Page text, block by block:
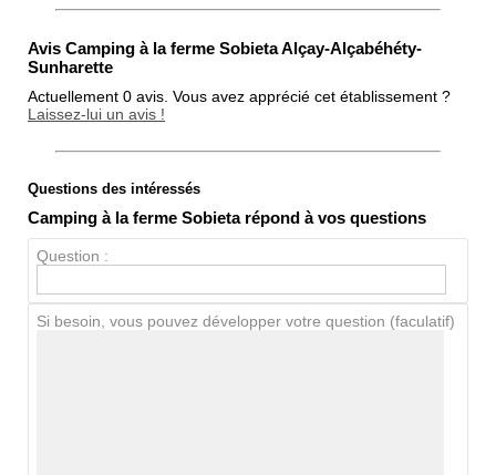
Avis Camping à la ferme Sobieta Alçay-Alçabéhéty-
Sunharette
Actuellement 0 avis. Vous avez apprécié cet établissement ?
Laissez-lui un avis !
Note globale
Propreté
Questions des intéressés
Camping à la ferme Sobieta répond à vos questions
Question :
Si besoin, vous pouvez développer votre question (faculatif)